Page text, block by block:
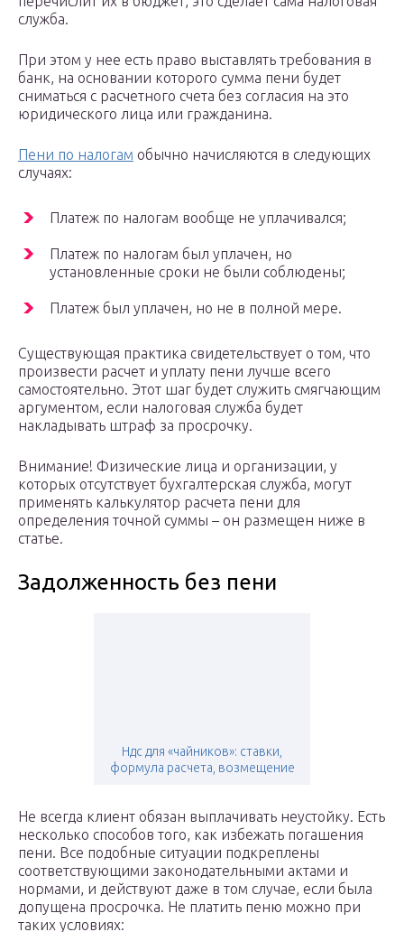
служба.
При этом у нее есть право выставлять требования в
банк, на основании которого сумма пени будет
сниматься с расчетного счета без согласия на это
юридического лица или гражданина.
Пени по налогам обычно начисляются в следующих
случаях:
Платеж по налогам вообще не уплачивался;
Платеж по налогам был уплачен, но
установленные сроки не были соблюдены;
Платеж был уплачен, но не в полной мере.
Существующая практика свидетельствует о том, что
произвести расчет и уплату пени лучше всего
самостоятельно. Этот шаг будет служить смягчающим
аргументом, если налоговая служба будет
накладывать штраф за просрочку.
Внимание! Физические лица и организации, у
которых отсутствует бухгалтерская служба, могут
применять калькулятор расчета пени для
определения точной суммы – он размещен ниже в
статье.
Задолженность без пени
Ндс для «чайников»: ставки,
формула расчета, возмещение
Не всегда клиент обязан выплачивать неустойку. Есть
несколько способов того, как избежать погашения
пени. Все подобные ситуации подкреплены
соответствующими законодательными актами и
нормами, и действуют даже в том случае, если была
допущена просрочка. Не платить пеню можно при
таких условиях: